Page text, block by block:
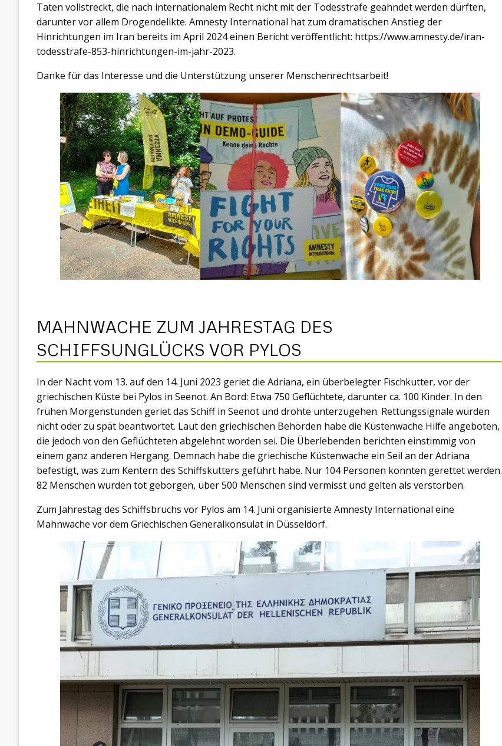
Taten vollstreckt, die nach internationalem Recht nicht mit der Todesstrafe geahndet werden dürften,
darunter vor allem Drogendelikte. Amnesty International hat zum dramatischen Anstieg der
Hinrichtungen im Iran bereits im April 2024 einen Bericht veröffentlicht: https://www.amnesty.de/iran-
todesstrafe-853-hinrichtungen-im-jahr-2023.
Danke für das Interesse und die Unterstützung unserer Menschenrechtsarbeit!
MAHNWACHE ZUM JAHRESTAG DES
SCHIFFSUNGLÜCKS VOR PYLOS
In der Nacht vom 13. auf den 14. Juni 2023 geriet die Adriana, ein überbelegter Fischkutter, vor der
griechischen Küste bei Pylos in Seenot. An Bord: Etwa 750 Geflüchtete, darunter ca. 100 Kinder. In den
frühen Morgenstunden geriet das Schiff in Seenot und drohte unterzugehen. Rettungssignale wurden
nicht oder zu spät beantwortet. Laut den griechischen Behörden habe die Küstenwache Hilfe angeboten,
die jedoch von den Geflüchteten abgelehnt worden sei. Die Überlebenden berichten einstimmig von
einem ganz anderen Hergang. Demnach habe die griechische Küstenwache ein Seil an der Adriana
befestigt, was zum Kentern des Schiffskutters geführt habe. Nur 104 Personen konnten gerettet werden.
82 Menschen wurden tot geborgen, über 500 Menschen sind vermisst und gelten als verstorben.
Zum Jahrestag des Schiffsbruchs vor Pylos am 14. Juni organisierte Amnesty International eine
Mahnwache vor dem Griechischen Generalkonsulat in Düsseldorf.